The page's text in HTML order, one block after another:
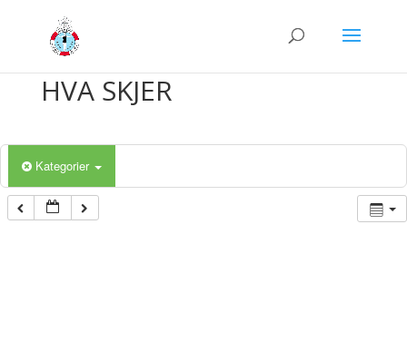
HVA SKJER
Kategorier